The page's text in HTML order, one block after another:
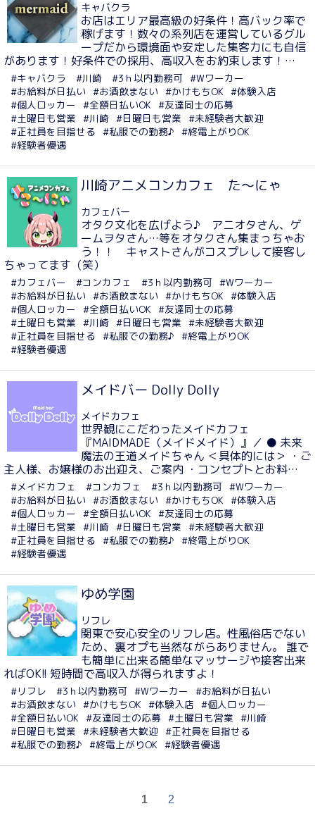
キャバクラ
お店はエリア最高級の好条件！高バック率で
稼げます！数々の系列店を運営しているグル
ープだから環境面や安定した集客力にも自信
があります！好条件での採用、高収入をお約束します！…
#キャバクラ #川崎 #3ｈ以内勤務可 #Wワーカー
#お給料が日払い #お酒飲まない #かけもちOK #体験入店
#個人ロッカー
#全額日払いOK #友達同士の応募
#土曜日も営業 #川崎 #日曜日も営業 #未経験者大歓迎
#正社員を目指せる #私服での勤務♪ #終電上がりOK
#経験者優遇
川崎アニメコンカフェ た～にゃ
カフェバー
オタク文化を広げよう♪ アニオタさん、ゲ
ームヲタさん…等をオタクさん集まっちゃお
う！！ キャストさんがコスプレして接客し
ちゃってます（笑）
#カフェバー #コンカフェ #3ｈ以内勤務可 #Wワーカー
#お給料が日払い #お酒飲まない #かけもちOK #体験入店
#個人ロッカー
#全額日払いOK #友達同士の応募
#土曜日も営業 #川崎 #日曜日も営業 #未経験者大歓迎
#正社員を目指せる #私服での勤務♪ #終電上がりOK
#経験者優遇
メイドバー Dolly Dolly
メイドカフェ
世界観にこだわったメイドカフェ
『MAIDMADE（メイドメイド）』／ ● 未来
魔法の王道メイドちゃん ＜具体的には＞ ・ご
主人様、お嬢様のお出迎え、ご案内 ・コンセプトとお料…
#メイドカフェ #コンカフェ #3ｈ以内勤務可 #Wワーカー
#お給料が日払い #お酒飲まない #かけもちOK #体験入店
#個人ロッカー
#全額日払いOK #友達同士の応募
#土曜日も営業 #川崎 #日曜日も営業 #未経験者大歓迎
#正社員を目指せる #私服での勤務♪ #終電上がりOK
#経験者優遇
ゆめ学園
リフレ
関東で安心安全のリフレ店。性風俗店でない
ため、裏オプも当然ながらありません。 誰で
も簡単に出来る簡単なマッサージや接客出来
ればOK!! 短時間で高収入が得られますよ！
#リフレ #3ｈ以内勤務可 #Wワーカー
#お給料が日払い
#お酒飲まない #かけもちOK #体験入店 #個人ロッカー
#全額日払いOK #友達同士の応募 #土曜日も営業 #川崎
#日曜日も営業 #未経験者大歓迎 #正社員を目指せる
#私服での勤務♪ #終電上がりOK #経験者優遇
1 2